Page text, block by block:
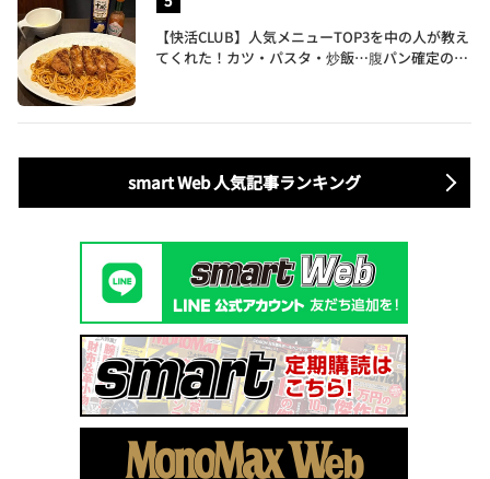
【快活CLUB】人気メニューTOP3を中の人が教え
てくれた！カツ・パスタ・炒飯…腹パン確定のガ
smart Web 人気記事ランキング